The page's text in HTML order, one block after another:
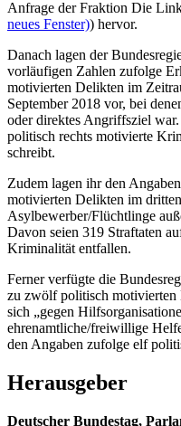
Anfrage der Fraktion Die
neues Fenster)) hervor.
Danach lagen der
vorläufigen Zahlen zufolge
motivierten Delikten im
September 2018 vor, bei
oder direktes Angriffsziel
politisch rechts motivierte
schreibt.
Zudem lagen ihr den
motivierten Delikten im
Asylbewerber/Flüchtlinge
Davon seien 319 Straftaten
Kriminalität entfallen.
Ferner verfügte die
zu zwölf politisch motivierten
sich „gegen
ehrenamtliche/freiwillige
den Angaben zufolge elf
Herausgeber
Deutscher Bundestag,